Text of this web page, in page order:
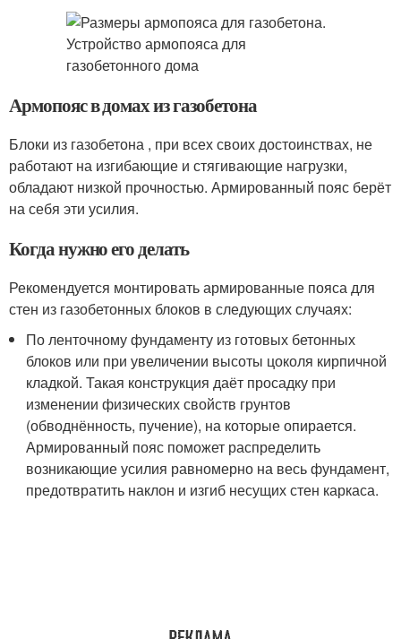
Армопояс в домах из газобетона
Блоки из газобетона , при всех своих достоинствах, не
работают на изгибающие и стягивающие нагрузки,
обладают низкой прочностью. Армированный пояс берёт
на себя эти усилия.
Когда нужно его делать
Рекомендуется монтировать армированные пояса для
стен из газобетонных блоков в следующих случаях:
По ленточному фундаменту из готовых бетонных
блоков или при увеличении высоты цоколя кирпичной
кладкой. Такая конструкция даёт просадку при
изменении физических свойств грунтов
(обводнённость, пучение), на которые опирается.
Армированный пояс поможет распределить
возникающие усилия равномерно на весь фундамент,
предотвратить наклон и изгиб несущих стен каркаса.